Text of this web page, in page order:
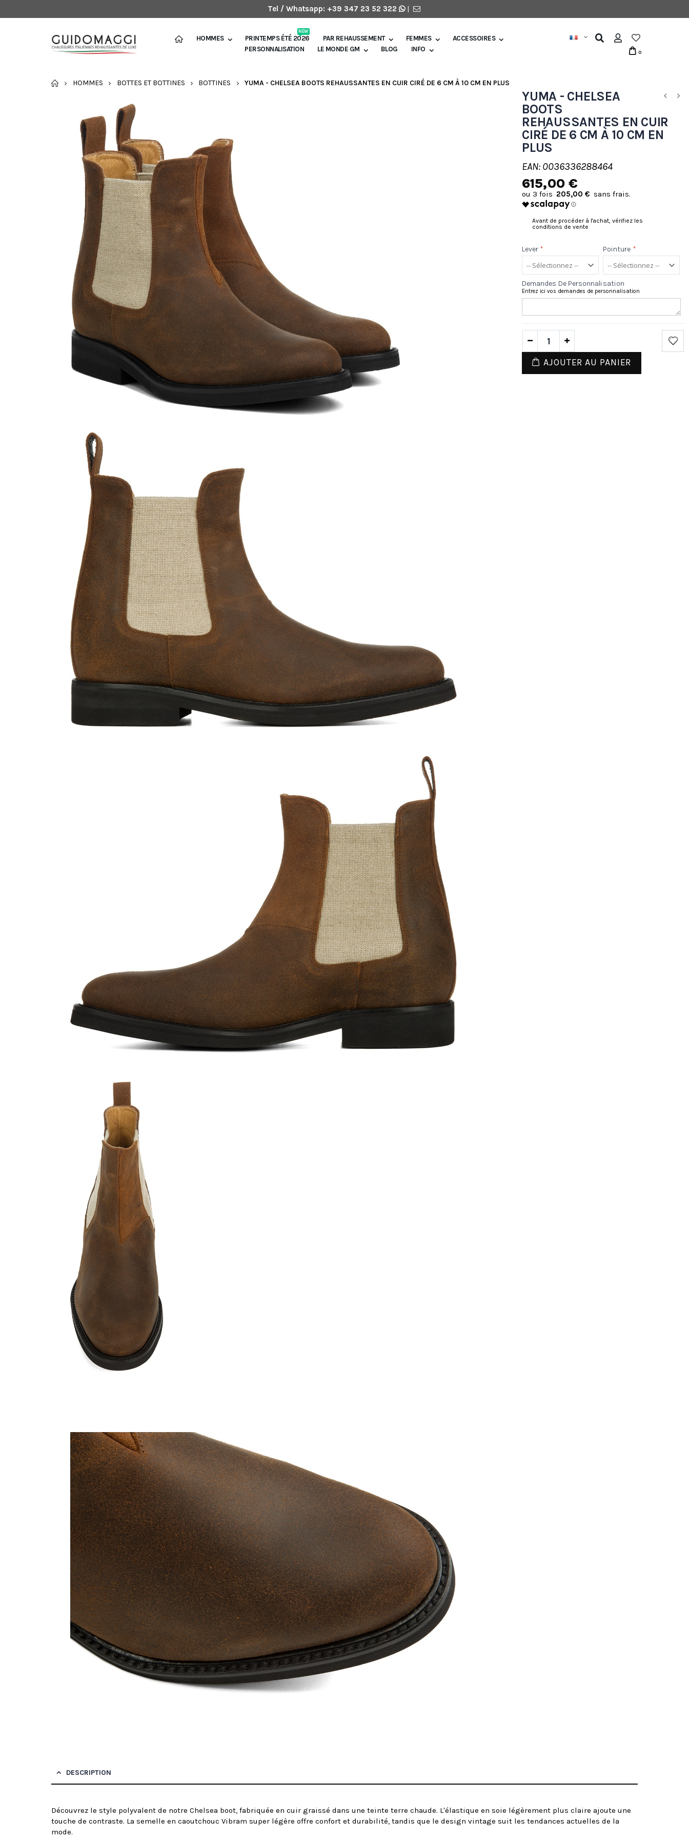
Tel / Whatsapp: +39 347 23 52 322 |
HOMMES PRINTEMPS ÉTÉ 2026
NEW
PAR REHAUSSEMENT FEMMES
ACCESSOIRES
PERSONNALISATION
LE MONDE GM BLOG INFO 0
ACCUEIL
HOMMES BOTTES ET BOTTINES BOTTINES YUMA - CHELSEA BOOTS REHAUSSANTES EN CUIR CIRÉ DE 6 CM À 10 CM EN PLUS
YUMA - CHELSEA
BOOTS
REHAUSSANTES EN CUIR
CIRÉ DE 6 CM À 10 CM EN
PLUS
EAN: 0036336288464
615,00 €
205,00 €
Avant de procéder à l'achat, vérifiez les
conditions de vente
Lever * Pointure *
Demandes De Personnalisation
Entrez ici vos demandes de personnalisation
AJOUTER AU PANIER
DESCRIPTION
Découvrez le style polyvalent de notre Chelsea boot, fabriquée en cuir graissé dans une teinte terre chaude. L'élastique en soie légèrement plus claire ajoute une
touche de contraste. La semelle en caoutchouc Vibram super légère offre confort et durabilité, tandis que le design vintage suit les tendances actuelles de la
mode.